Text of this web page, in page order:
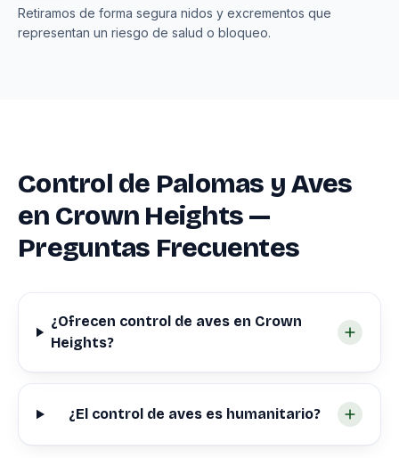
Retiramos de forma segura nidos y excrementos que
representan un riesgo de salud o bloqueo.
Control de Palomas y Aves
en Crown Heights —
Preguntas Frecuentes
¿Ofrecen control de aves en Crown
Heights?
¿El control de aves es humanitario?